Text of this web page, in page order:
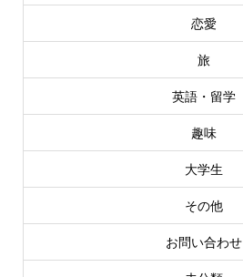
恋愛
旅
英語・留学
趣味
大学生
その他
お問い合わせ